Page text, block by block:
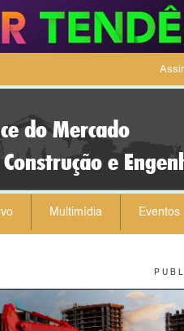
do Mercado
e
Multimídia Eventos
P U B